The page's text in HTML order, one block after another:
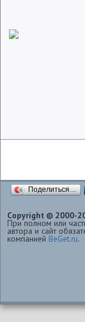
Поделиться…
Copyright © 2000-
При полном или
автора и сайт
компанией BeGet.ru.